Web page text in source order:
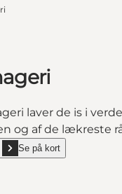
laver de is i
og af de lækreste
Ismageri"
Se på kort
show Ærø Ismageri on_map